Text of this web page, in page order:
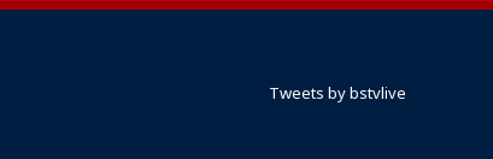
Tweets by bstvlive